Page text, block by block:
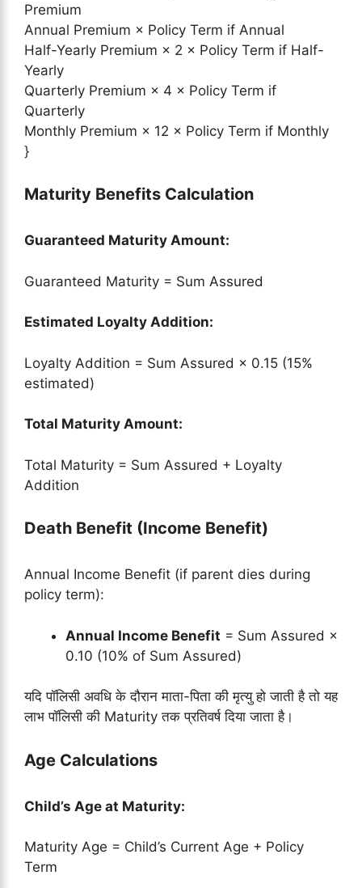
Premium
Annual Premium × Policy Term if Annual
Half-Yearly Premium × 2 × Policy Term if Half-
Yearly
Quarterly Premium × 4 × Policy Term if
Quarterly
Monthly Premium × 12 × Policy Term if Monthly
}
Maturity Benefits Calculation
Guaranteed Maturity Amount:
Guaranteed Maturity = Sum Assured
Estimated Loyalty Addition:
Loyalty Addition = Sum Assured × 0.15 (15%
estimated)
Total Maturity Amount:
Total Maturity = Sum Assured + Loyalty
Addition
Death Benefit (Income Benefit)
Annual Income Benefit (if parent dies during
policy term):
Annual Income Benefit = Sum Assured ×
0.10 (10% of Sum Assured)
यदि पॉलिसी अवधि के दौरान माता-पिता की मृत्यु हो जाती है तो यह
लाभ पॉलिसी की Maturity तक प्रतिवर्ष दिया जाता है।
Age Calculations
Child’s Age at Maturity:
Maturity Age = Child’s Current Age + Policy
Term